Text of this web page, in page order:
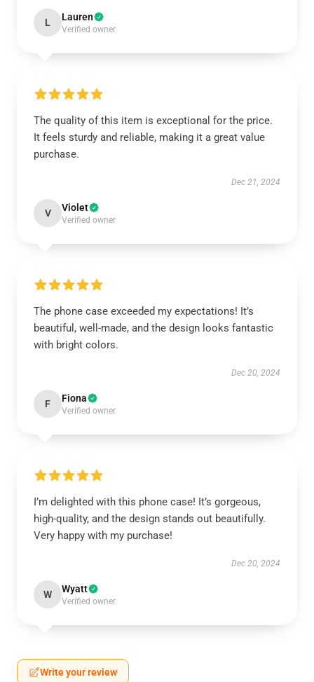
L Lauren
Verified owner
The quality of this item is exceptional for the price.
It feels sturdy and reliable, making it a great value
purchase.
Dec 21, 2024
V Violet
Verified owner
The phone case exceeded my expectations! It’s
beautiful, well-made, and the design looks fantastic
with bright colors.
Dec 20, 2024
F Fiona
Verified owner
I’m delighted with this phone case! It’s gorgeous,
high-quality, and the design stands out beautifully.
Very happy with my purchase!
Dec 20, 2024
W Wyatt
Verified owner
Write your review